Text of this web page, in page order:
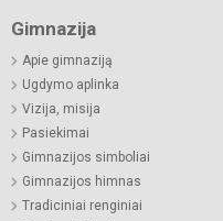
Gimnazija
Apie gimnaziją
Ugdymo aplinka
Vizija, misija
Pasiekimai
Gimnazijos simboliai
Gimnazijos himnas
Tradiciniai renginiai